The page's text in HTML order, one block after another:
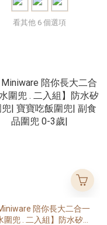
看其他 6 個選項
陪你長大二合一
圍兜 . 二入組】防水矽膠